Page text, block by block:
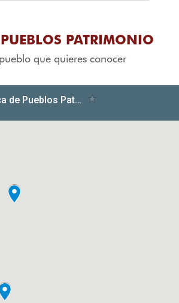
PATRIMONIO
que quieres conocer